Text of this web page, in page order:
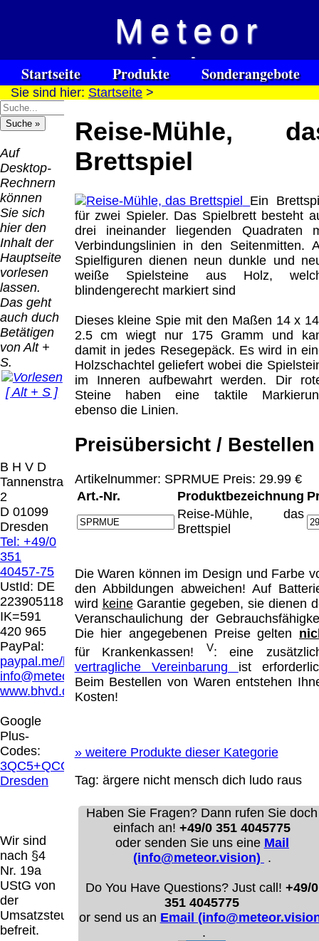
Meteor
Vision
Spezialuhrenspecial
watches
/ deafblind / sourdes et aveugles
Startseite Produkte
Sonderangebote
Kontakt
Impressum
Links
Hilfsmittel
Warenkorb
Sie sind hier: Startseite >
Auf
Desktop-
Rechnern
können
Sie sich
hier den
Inhalt der
Hauptseite
vorlesen
lassen.
Das geht
auch duch
Betätigen
von Alt +
S.
[ Alt + S ]
B H V D
Tannenstrasse
2
D 01099
Dresden
Tel: +49/0
351
40457-75
UstId: DE
223905118
IK=591
420 965
PayPal:
paypal.me/blindenhilfsmittel
info@meteor.vision
www.bhvd.de
Google
Plus-
Codes:
3QC5+QCG
Dresden
Wir sind
nach §4
Nr. 19a
UStG von
der
Umsatzsteuer
befreit.
Reise-Mühle,
Brettspiel
Ein
für zwei Spieler. Das Spielbrett besteht
drei ineinander liegenden Quadraten
Verbindungslinien in den Seitenmitten.
Spielfiguren dienen neun dunkle und
weiße Spielsteine aus Holz,
blindengerecht markiert sind
Dieses kleine Spie mit den Maßen 14 x
2.5 cm wiegt nur 175 Gramm und
damit in jedes Resegepäck. Es wird in
Holzschachtel geliefert wobei die
im Inneren aufbewahrt werden. Dir
Steine haben eine taktile
ebenso die Linien.
Preisübersicht / Bestellen
Artikelnummer: SPRMUE Preis: 29.99 €
Art.-Nr.
Produktbezeichnung
Reise-Mühle, das
Brettspiel
Die Waren können im Design und Farbe
den Abbildungen abweichen! Auf
wird keineGarantie gegeben, sie dienen
Veranschaulichung der
Die hier angegebenen Preise gelten
für Krankenkassen!
V: eine
vertragliche Vereinbarung ist
Beim Bestellen von Waren entstehen
Kosten!
»weitere Produkte dieser Kategorie
Tag: ärgere nicht mensch dich ludo raus
Haben Sie Fragen? Dann rufen Sie doch
einfach an!+49/0 351 4045775
oder senden Sie uns eine Mail
(info@meteor.vision) .
Do You Have Questions? Just call!+49/0
351 4045775
or send us an Email
.
QR
Code:
Versandkosten DHL
Standard bis 5kg
Deutschland
8.95 €
Deutschland
Vorkasse: 6.95
€
PayPal: 6.95 €
EU (inkl.
Schweiz)
Vorkasse:
20.00 €
EU (inkl.
Schweiz)
PayPal: 20.00
€
Der Versand erfolgt
als versichertes
Paket.
Selbstabholung
vom Büro oder
Ausstellungen:
Software
Download only
Deutschland
0.00 €
Deutschland
Schweiz)
Vorkasse:
0.00 €
EU (inkl.
Schweiz)
PayPal:
0.00 €
Bei dieser
Versandart
erhalten Sie per
Email z.B. einen
Lizenzschlüssel
und die
Rechnung /
erhalten also
keinen
Die in diesem Dokument genannten
Warenzeichen sind Eigentum der jeweiligen
Firmen. Preisänderungen, Irrtümer und
technische Änderungen vorbehalten.
letzte Änderung: 14. September 2025 Blinden
Hilfsmittel Vertrieb Dresden,
Mit einem Urteil vom 12.05.1998 - 312 O
85/98 - Haftung für Links hat das Landgericht
Hamburg entschieden, dass man durch die
Anbringung eines Links, die Inhalte der
gelinkten Seite ggf. mit zu verantworten hat.
Dieses kann nur dadurch verhindert werden,
dass man sich ausdrücklich von diesen
Inhalten distanziert. Hiermit distanzieren wir
uns ausdrücklich von allen Inhalten, aller
gelinkten Seiten auf unserer Homepage und
machen uns diese Inhalte nicht zu eigen.
Diese Erklärung gilt für alle auf unserer
Homepage angebrachten Links.
Die Europäische Kommission stellt eine
Plattform zur Online-Streitbeilegung (OS)
bereit. Die Plattform finden Sie unter
http://ec.europa.eu/consumers/odr/Unsere E-
Mailadresse lautet:
info@meteor.vision.
Seitenanfang
Impressum AGB
Widerruf
Datenschutz
Urheberrechte Kontakt Links
Katalog (PDF)
Sitemap
2026
Wir
große Anzeige